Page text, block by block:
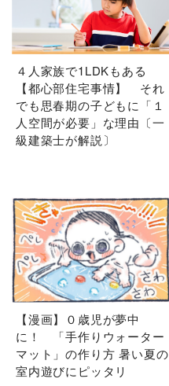
４人家族で1LDKもある
【都心部住宅事情】 それ
でも思春期の子どもに「１
人空間が必要」な理由〔一
級建築士が解説〕
【漫画】０歳児が夢中
に！ 「手作りウォーター
マット」の作り方 暑い夏の
室内遊びにピッタリ